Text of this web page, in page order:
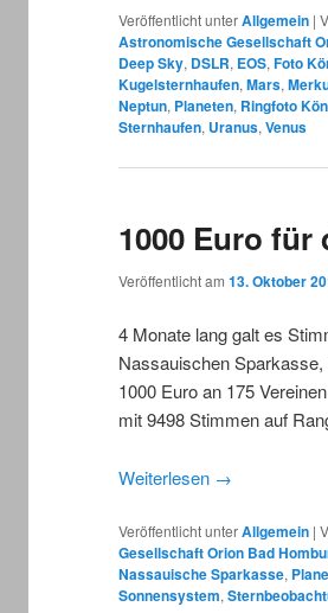
Veröffentlicht unterAllgemein |
Astronomische Gesellschaft
Deep Sky, DSLR, EOS, Foto
Kugelsternhaufen, Mars,
Neptun, Planeten, Ringfoto
Sternhaufen, Uranus, Venus
1000 Euro
Veröffentlicht am 13. Oktober
4 Monate lang galt es
Nassauischen
1000 Euro an 175
mit 9498 Stimmen auf
Weiterlesen →
Veröffentlicht unterAllgemein |
Gesellschaft Orion Bad
Nassauische Sparkasse,
Sonnensystem,